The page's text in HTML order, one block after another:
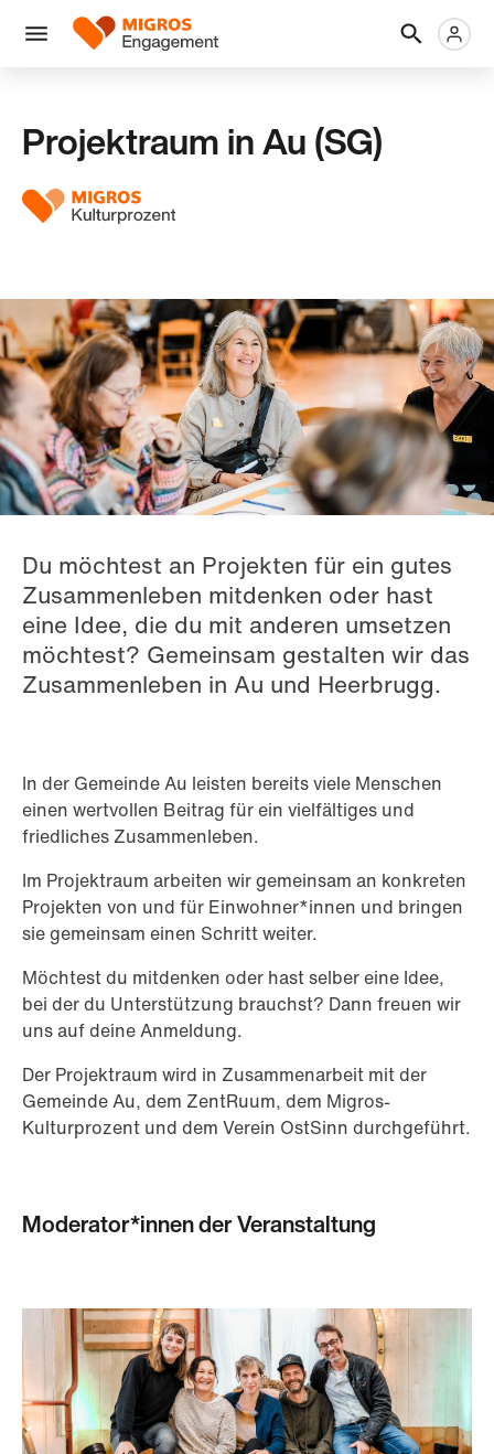
Navigation
überspringen
Menü
Logo
Projektraum in Au (SG)
Du möchtest an Projekten für ein gutes
Zusammenleben mitdenken oder hast
eine Idee, die du mit anderen umsetzen
möchtest? Gemeinsam gestalten wir das
Zusammenleben in Au und Heerbrugg.
In der Gemeinde Au leisten bereits viele Menschen
einen wertvollen Beitrag für ein vielfältiges und
friedliches Zusammenleben.
Im Projektraum arbeiten wir gemeinsam an konkreten
Projekten von und für Einwohner*innen und bringen
sie gemeinsam einen Schritt weiter.
Möchtest du mitdenken oder hast selber eine Idee,
bei der du Unterstützung brauchst? Dann freuen wir
uns auf deine Anmeldung.
Der Projektraum wird in Zusammenarbeit mit der
Gemeinde Au, dem ZentRuum, dem Migros-
Kulturprozent und dem Verein OstSinn durchgeführt.
Moderator*innen der Veranstaltung